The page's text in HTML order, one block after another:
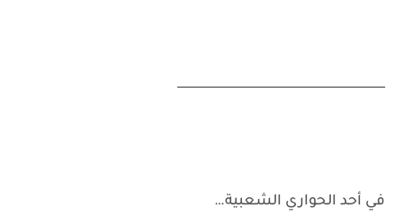
_________________________________
في أحد الحواري الشعبية…